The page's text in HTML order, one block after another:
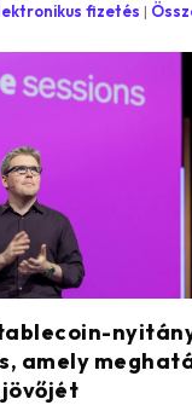
amely
fizetés